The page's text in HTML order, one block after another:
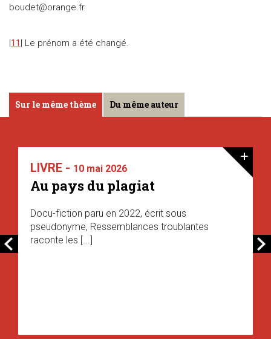
boudet@orange.fr
|11 | Le prénom a été changé.
Sur le même thème Du même auteur
LIVRE - 10 mai 2026
Au pays du plagiat
Docu-fiction paru en 2022, écrit sous
pseudonyme, Ressemblances troublantes
raconte les [...]
+